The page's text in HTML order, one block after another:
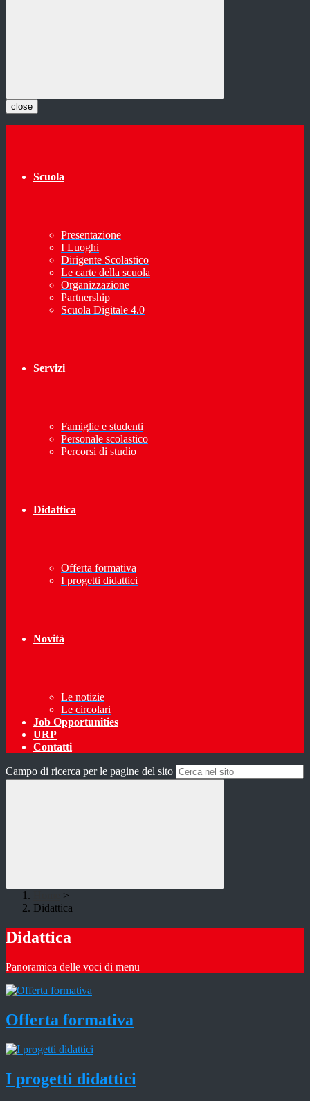
close
Scuola
Presentazione
I Luoghi
Dirigente Scolastico
Le carte della scuola
Organizzazione
Partnership
Scuola Digitale 4.0
Servizi
Famiglie e studenti
Personale scolastico
Percorsi di studio
Didattica
Offerta formativa
I progetti didattici
Novità
Le notizie
Le circolari
Job Opportunities
URP
Contatti
Campo di ricerca per le pagine del sito
>
Didattica
Didattica
Panoramica delle voci di menu
Offerta formativa
I progetti didattici